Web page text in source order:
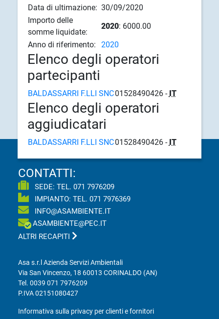
Data di ultimazione: 30/09/2020
Importo delle
somme liquidate:
2020: 6000.00
Anno di riferimento:
2020
Elenco degli operatori
partecipanti
BALDASSARRI F.LLI SNC01528490426 - IT
Elenco degli operatori
aggiudicatari
BALDASSARRI F.LLI SNC01528490426 - IT
CONTATTI:
SEDE: TEL.071 7976209
IMPIANTO: TEL.071 7976369
INFO@ASAMBIENTE.IT
ASAMBIENTE@PEC.IT
ALTRI RECAPITI
Asa s.r.l Azienda Servizi Ambientali
Via San Vincenzo, 18 60013 CORINALDO (AN)
Tel.0039 071 7976209
P.IVA 02151080427
Informativa sulla privacy per clienti e fornitori